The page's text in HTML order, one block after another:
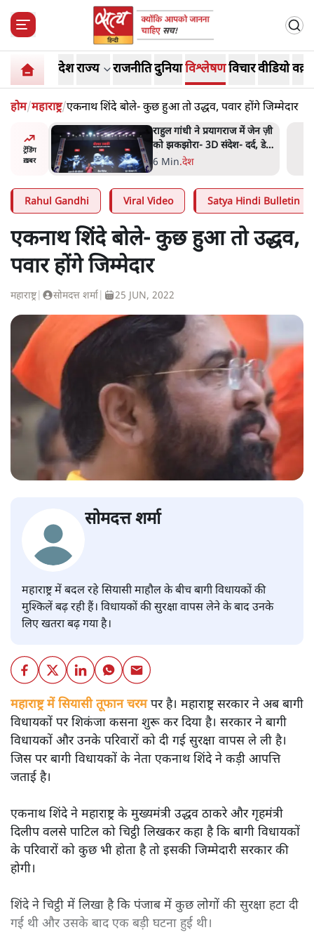
देशराज्य राजनीतिदुनियाविश्लेषणविचारवीडियो
होम/महाराष्ट्र/एकनाथ शिंदे बोले- कुछ हुआ तो उद्धव, पवार होंगे जिम्मेदार
ट्रेंडिंग
ख़बर
में जेन ज़ी
डेटा,
ममता बनर्जी की गाड़ी पर पत्थर-
कीचड़ से हमला- आरोप लगाया,
'मेरी जान भी जा सकती थी'
8 Min.पश्चिम बंगाल
Rahul Gandhi Viral Video Satya Hindi Bulletin
एकनाथ शिंदे बोले- कुछ हुआ तो उद्धव,
पवार होंगे जिम्मेदार
महाराष्ट्र| सोमदत्त शर्मा 25 JUN, 2022
सोमदत्त शर्मा
महाराष्ट्र में बदल रहे सियासी माहौल के बीच बागी विधायकों की
मुश्किलें बढ़ रही हैं। विधायकों की सुरक्षा वापस लेने के बाद उनके
लिए खतरा बढ़ गया है।
महाराष्ट्र में सियासी तूफान चरम पर है। महाराष्ट्र सरकार ने अब बागी
विधायकों पर शिकंजा कसना शुरू कर दिया है। सरकार ने बागी
विधायकों और उनके परिवारों को दी गई सुरक्षा वापस ले ली है।
जिस पर बागी विधायकों के नेता एकनाथ शिंदे ने कड़ी आपत्ति
जताई है।
एकनाथ शिंदे ने महाराष्ट्र के मुख्यमंत्री उद्धव ठाकरे और गृहमंत्री
दिलीप वलसे पाटिल को चिट्ठी लिखकर कहा है कि बागी विधायकों
के परिवारों को कुछ भी होता है तो इसकी जिम्मेदारी सरकार की
होगी।
शिंदे ने चिट्ठी में लिखा है कि पंजाब में कुछ लोगों की सुरक्षा हटा दी
गई थी और उसके बाद एक बड़ी घटना हुई थी।